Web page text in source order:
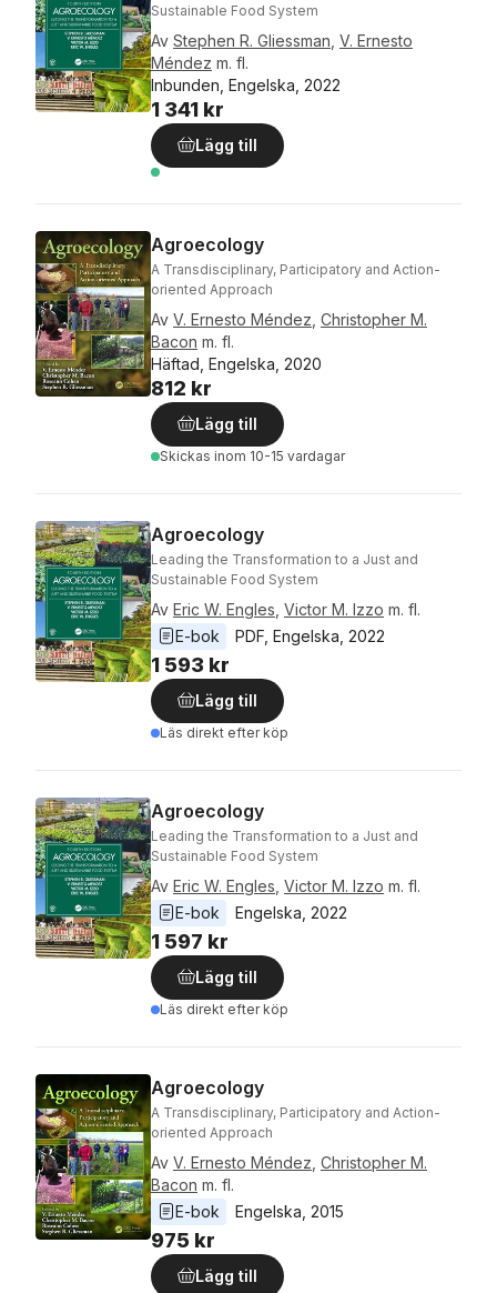
Sustainable Food System
Av Stephen R. Gliessman V. Ernesto
Méndez m. fl.
Inbunden, Engelska, 2022
1 341 kr
Lägg till
Agroecology
A Transdisciplinary, Participatory and Action-
oriented Approach
Av V. Ernesto Méndez Christopher M.
Bacon m. fl.
Häftad, Engelska, 2020
812 kr
Lägg till
Skickas inom 10-15 vardagar
Agroecology
Leading the Transformation to a Just and
Sustainable Food System
Av Eric W. Engles Victor M. Izzo m. fl.
E-bok
PDF Engelska 2022
1 593 kr
Lägg till
Läs direkt efter köp
Agroecology
Leading the Transformation to a Just and
Sustainable Food System
Av Eric W. Engles Victor M. Izzo m. fl.
E-bok
Engelska 2022
1 597 kr
Lägg till
Läs direkt efter köp
Agroecology
A Transdisciplinary, Participatory and Action-
oriented Approach
Av V. Ernesto Méndez Christopher M.
Bacon m. fl.
E-bok
Engelska 2015
975 kr
Lägg till